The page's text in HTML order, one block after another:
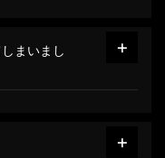
まいまし